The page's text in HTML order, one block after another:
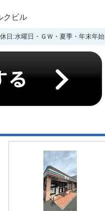
クビル
:水曜日・ＧＷ・夏季・年末年始